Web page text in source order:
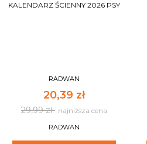
KALENDARZ ŚCIENNY 2026 PSY
RADWAN
20,39 zł
29,99 zł najniższa cena
RADWAN